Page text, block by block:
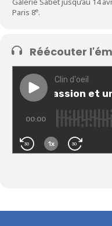
Paris 8e.
Réécouter